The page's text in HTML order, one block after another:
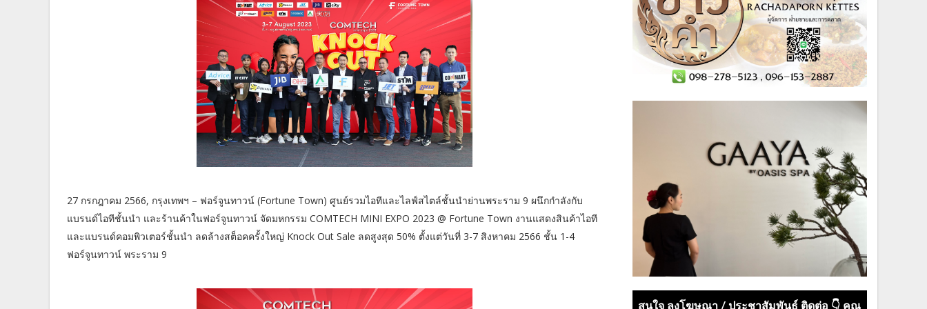
27 กรกฎาคม 2566, กรุงเทพฯ – ฟอร์จูนทาวน์ (Fortune Town) ศูนย์รวมไอทีและไลฟ์สไตล์ชั้นนำย่านพระราม 9 ผนึกกำลังกับ
แบรนด์ไอทีชั้นนำ และร้านค้าในฟอร์จูนทาวน์ จัดมหกรรม COMTECH MINI EXPO 2023 @ Fortune Town งานแสดงสินค้าไอที
และแบรนด์คอมพิวเตอร์ชั้นนำ ลดล้างสต็อคครั้งใหญ่ Knock Out Sale ลดสูงสุด 50% ตั้งแต่วันที่ 3-7 สิงหาคม 2566 ชั้น 1-4
ฟอร์จูนทาวน์ พระราม 9
สนใจ ลงโฆษณา / ประชาสัมพันธ์ ติดต่อ 👇 คุณ